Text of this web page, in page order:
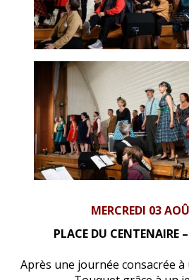
MERCREDI 03
PLACE DU CENTENAIRE
Après une journée consacrée